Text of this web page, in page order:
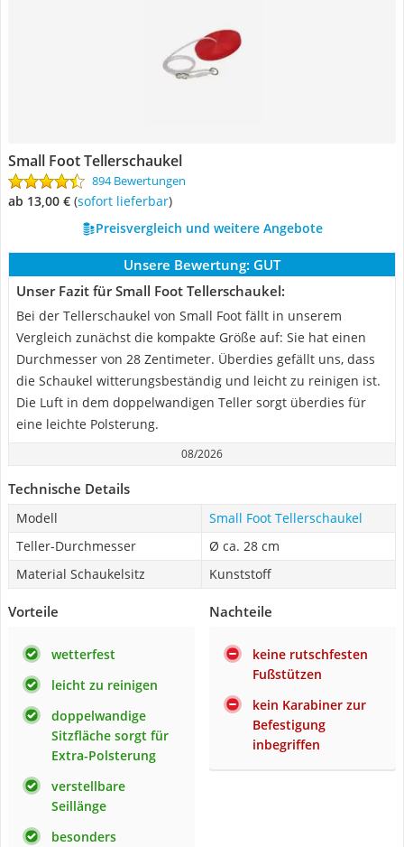
Small Foot Tellerschaukel
894 Bewertungen
ab 13,00 € ( Sofort lieferbar)
Preisvergleich und weitere Angebote
Unsere Bewertung: GUT
Unser Fazit für Small Foot Tellerschaukel:
Bei der Tellerschaukel von Small Foot fällt in unserem
Vergleich zunächst die kompakte Größe auf: Sie hat einen
Durchmesser von 28 Zentimeter. Überdies gefällt uns, dass
die Schaukel witterungsbeständig und leicht zu reinigen ist.
Die Luft in dem doppelwandigen Teller sorgt überdies für
eine leichte Polsterung.
08/2026
Technische Details
Modell
Small Foot Tellerschaukel
Teller-Durchmesser
Ø ca. 28 cm
Material Schaukelsitz
Kunststoff
Vorteile
wetterfest
leicht zu reinigen
doppelwandige
Sitzfläche sorgt für
Extra-Polsterung
verstellbare
Seillänge
besonders
Nachteile
keine rutschfesten
Fußstützen
kein Karabiner zur
Befestigung
inbegriffen